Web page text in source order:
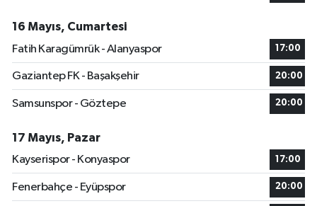
16 Mayıs, Cumartesi
Fatih Karagümrük - Alanyaspor
17:00
Gaziantep FK - Başakşehir 20:00
Samsunspor - Göztepe 20:00
17 Mayıs, Pazar
Kayserispor - Konyaspor
17:00
Fenerbahçe - Eyüpspor 20:00